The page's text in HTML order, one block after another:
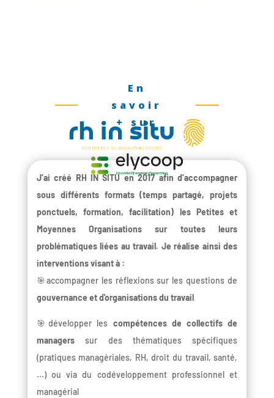
En
savoir
+ sur
J’ai créé RH IN SITU en 2017 afin d’accompagner
sous différents formats (temps partagé, projets
ponctuels, formation, facilitation) les Petites et
Moyennes Organisations sur toutes leurs
problématiques liées au travail. Je réalise ainsi des
interventions visant à :
🎯accompagner les réflexions sur les questions de
gouvernance et d'organisations du travail
🎯développer les compétences de collectifs de
managerssur des thématiques spécifiques
(pratiques managériales, RH, droit du travail, santé,
...) ou via du codéveloppement professionnel et
managérial